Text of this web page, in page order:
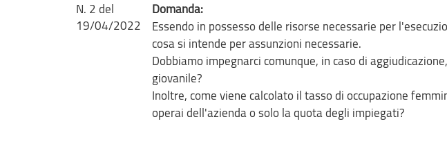
N. 2 del
19/04/2022
Domanda:
Essendo in possesso delle risorse necessarie per
cosa si intende per assunzioni necessarie.
Dobbiamo impegnarci comunque, in caso di
giovanile?
Inoltre, come viene calcolato il tasso di occupazione
operai dell'azienda o solo la quota degli impiegati?